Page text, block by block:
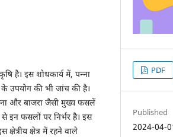
है। इस शोधकार्य में, पन्ना
उपयोग की भी जांच की है।
और बाजरा जैसी मुख्य फसलें
इन फसलों पर निर्भर है। इस
क्षेत्र में रहने वाले
PDF
Published
2024-04-